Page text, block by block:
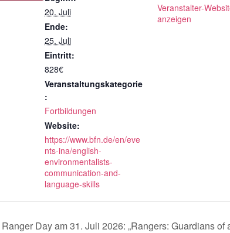
20. Juli
Ende:
25. Juli
Eintritt:
828€
Veranstaltungskategorie
:
Fortbildungen
Website:
https://www.bfn.de/en/eve
nts-ina/english-
environmentalists-
communication-and-
language-skills
Veranstalter-
anzeigen
Day am 31. Juli 2026: „Rangers: Guardians of